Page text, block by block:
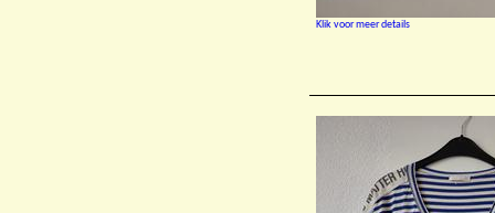
Klik voor meer details